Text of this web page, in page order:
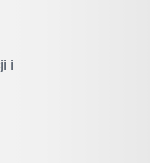
i